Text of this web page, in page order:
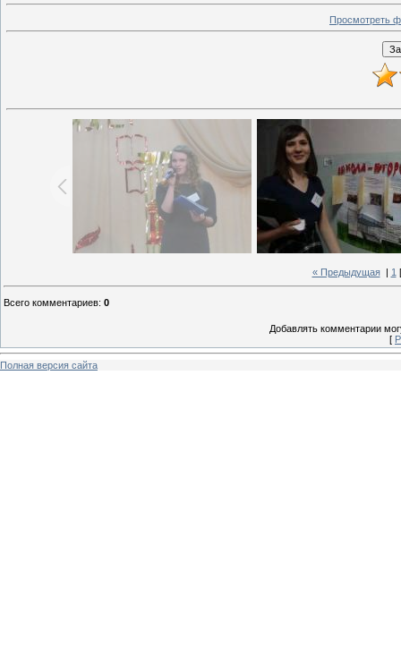
Просмотреть
« Предыдущая| 1 [
Всего комментариев: 0
Добавлять комментарии
[
Полная версия сайта